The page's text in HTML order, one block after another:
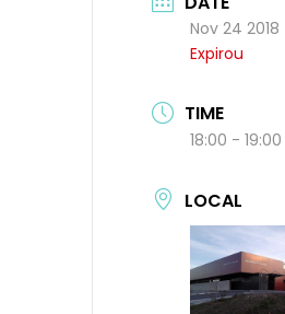
Nov 24 2018
Expirou
TIME
18:00 - 19:00
LOCAL